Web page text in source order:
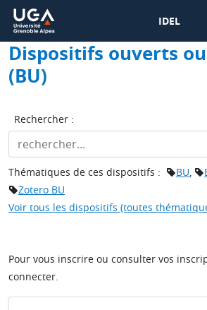
IDEL
Dispositifs ouverts
(BU)
Rechercher :
Thématiques de ces dispositifs : BU,
Zotero BU
Voir tous les dispositifs (toutes
Pour vous inscrire ou consulter vos
connecter.